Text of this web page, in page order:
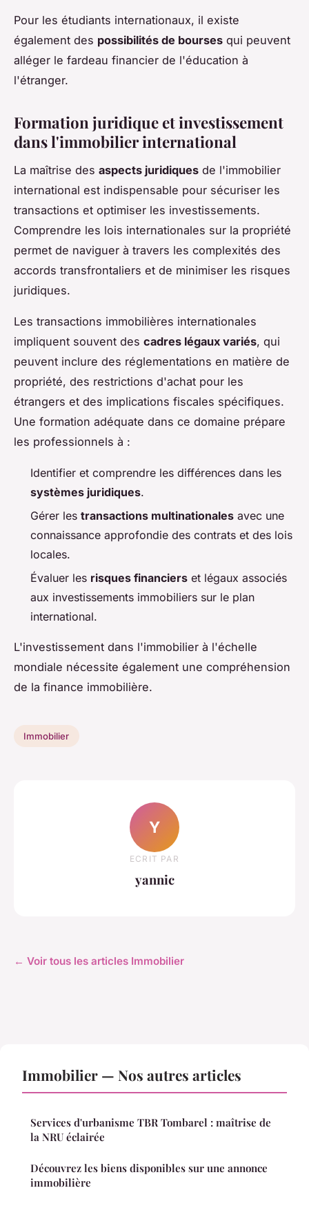
Pour les étudiants internationaux, il existe
également des possibilités de bourses qui peuvent
alléger le fardeau financier de l'éducation à
l'étranger.
Formation juridique et investissement
dans l'immobilier international
La maîtrise des aspects juridiques de l'immobilier
international est indispensable pour sécuriser les
transactions et optimiser les investissements.
Comprendre les lois internationales sur la propriété
permet de naviguer à travers les complexités des
accords transfrontaliers et de minimiser les risques
juridiques.
Les transactions immobilières internationales
impliquent souvent des cadres légaux variés, qui
peuvent inclure des réglementations en matière de
propriété, des restrictions d'achat pour les
étrangers et des implications fiscales spécifiques.
Une formation adéquate dans ce domaine prépare
les professionnels à :
Identifier et comprendre les différences dans les
systèmes juridiques.
Gérer les transactions multinationales avec une
connaissance approfondie des contrats et des lois
locales.
Évaluer les risques financiers et légaux associés
aux investissements immobiliers sur le plan
international.
L'investissement dans l'immobilier à l'échelle
mondiale nécessite également une compréhension
de la finance immobilière.
Immobilier
Y
ECRIT PAR
yannic
← Voir tous les articles Immobilier
Immobilier — Nos autres articles
Services d'urbanisme TBR Tombarel : maîtrise de
la NRU éclairée
Découvrez les biens disponibles sur une annonce
immobilière